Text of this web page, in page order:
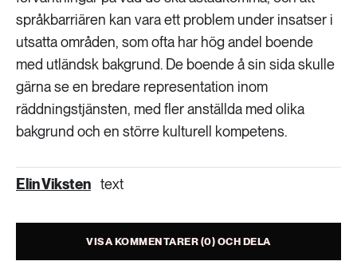
språkbarriären kan vara ett problem under insatser i
utsatta områden, som ofta har hög andel boende
med utländsk bakgrund. De boende å sin sida skulle
gärna se en bredare representation inom
räddningstjänsten, med fler anställda med olika
bakgrund och en större kulturell kompetens.
Elin Viksten text
VISA KOMMENTARER (0) OCH DELA